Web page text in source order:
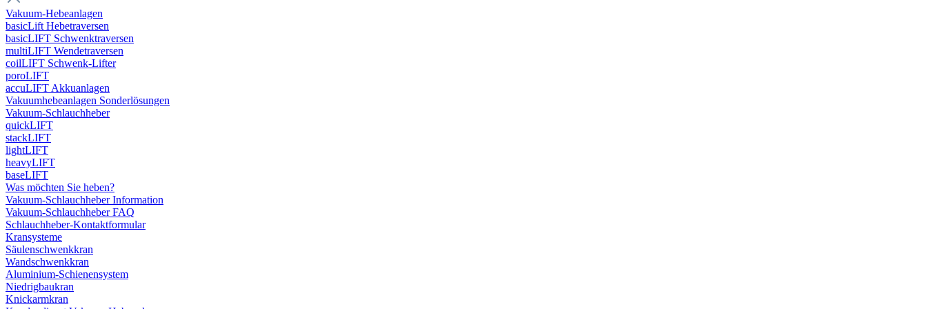
Vakuum-Hebeanlagen
basicLift Hebetraversen
basicLIFT Schwenktraversen
multiLIFT Wendetraversen
coilLIFT Schwenk-Lifter
poroLIFT
accuLIFT Akkuanlagen
Vakuumhebeanlagen Sonderlösungen
Vakuum-Schlauchheber
quickLIFT
stackLIFT
lightLIFT
heavyLIFT
baseLIFT
Was möchten Sie heben?
Vakuum-Schlauchheber Information
Vakuum-Schlauchheber FAQ
Schlauchheber-Kontaktformular
Kransysteme
Säulenschwenkkran
Wandschwenkkran
Aluminium-Schienensystem
Niedrigbaukran
Knickarmkran